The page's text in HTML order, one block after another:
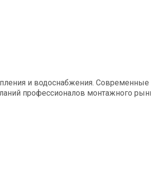
и водоснабжения.
профессионалов монтажного